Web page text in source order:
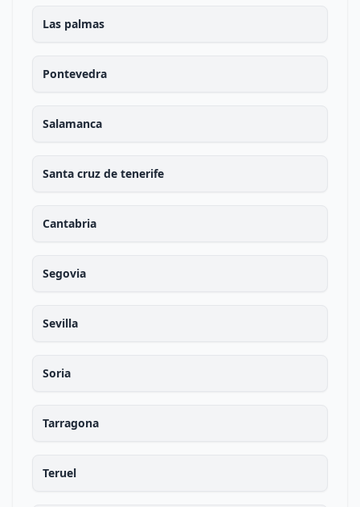
Las palmas
Pontevedra
Salamanca
Santa cruz de tenerife
Cantabria
Segovia
Sevilla
Soria
Tarragona
Teruel